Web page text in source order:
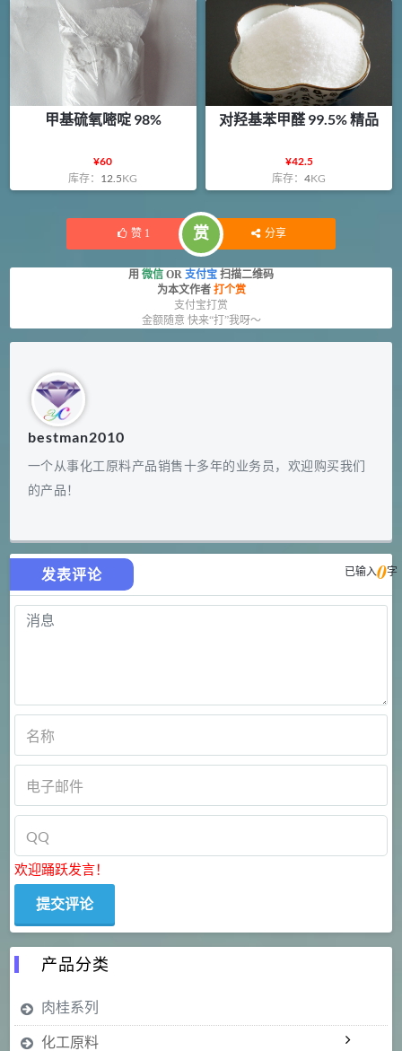
甲基硫氧嘧啶 98%
¥60
库存： 12.5KG
对羟基苯甲醛 99.5% 精品
¥42.5
库存：4KG
赞 1 赏 分享
用 微信 OR 支付宝 扫描二维码
为本文作者 打个赏
支付宝打赏
金额随意 快来“打”我呀～
bestman2010
一个从事化工原料产品销售十多年的业务员，欢迎购买我们
的产品！
发表评论 已输入0字
欢迎踊跃发言！
产品分类
肉桂系列
化工原料